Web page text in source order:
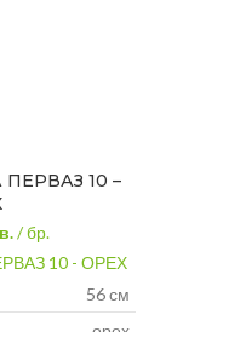
10 –
/ бр.
10 - ОРЕХ
56 см
орех